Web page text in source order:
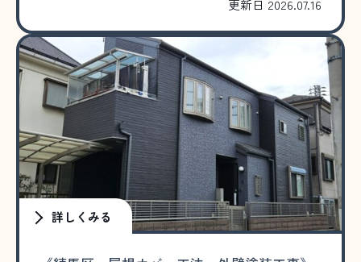
更新日 2026.07.16
詳しくみる